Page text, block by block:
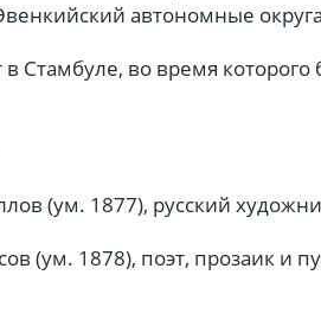
автономные
Стамбуле, во время
(ум. 1877), русский
(ум. 1878), поэт, прозаик и